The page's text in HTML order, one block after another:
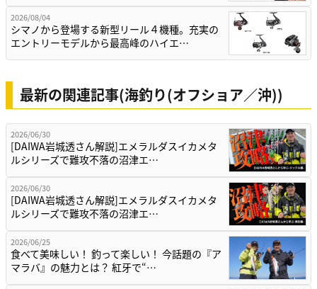
2026/08/04
シマノから登場する新型リール４機種。充実の
エントリーモデルから最高峰のハイエ…
最新の関連記事(海釣り(オフショア／沖))
2026/06/30
[DAIWA岩城透さん解説]エメラルダスイカメタ
ルシリーズで難攻不落の沼津エ…
2026/06/30
[DAIWA岩城透さん解説]エメラルダスイカメタ
ルシリーズで難攻不落の沼津エ…
2026/06/25
食べて美味しい！ 釣って楽しい！ 今話題の『ア
マラバ』の魅力とは？ 紅牙で“…